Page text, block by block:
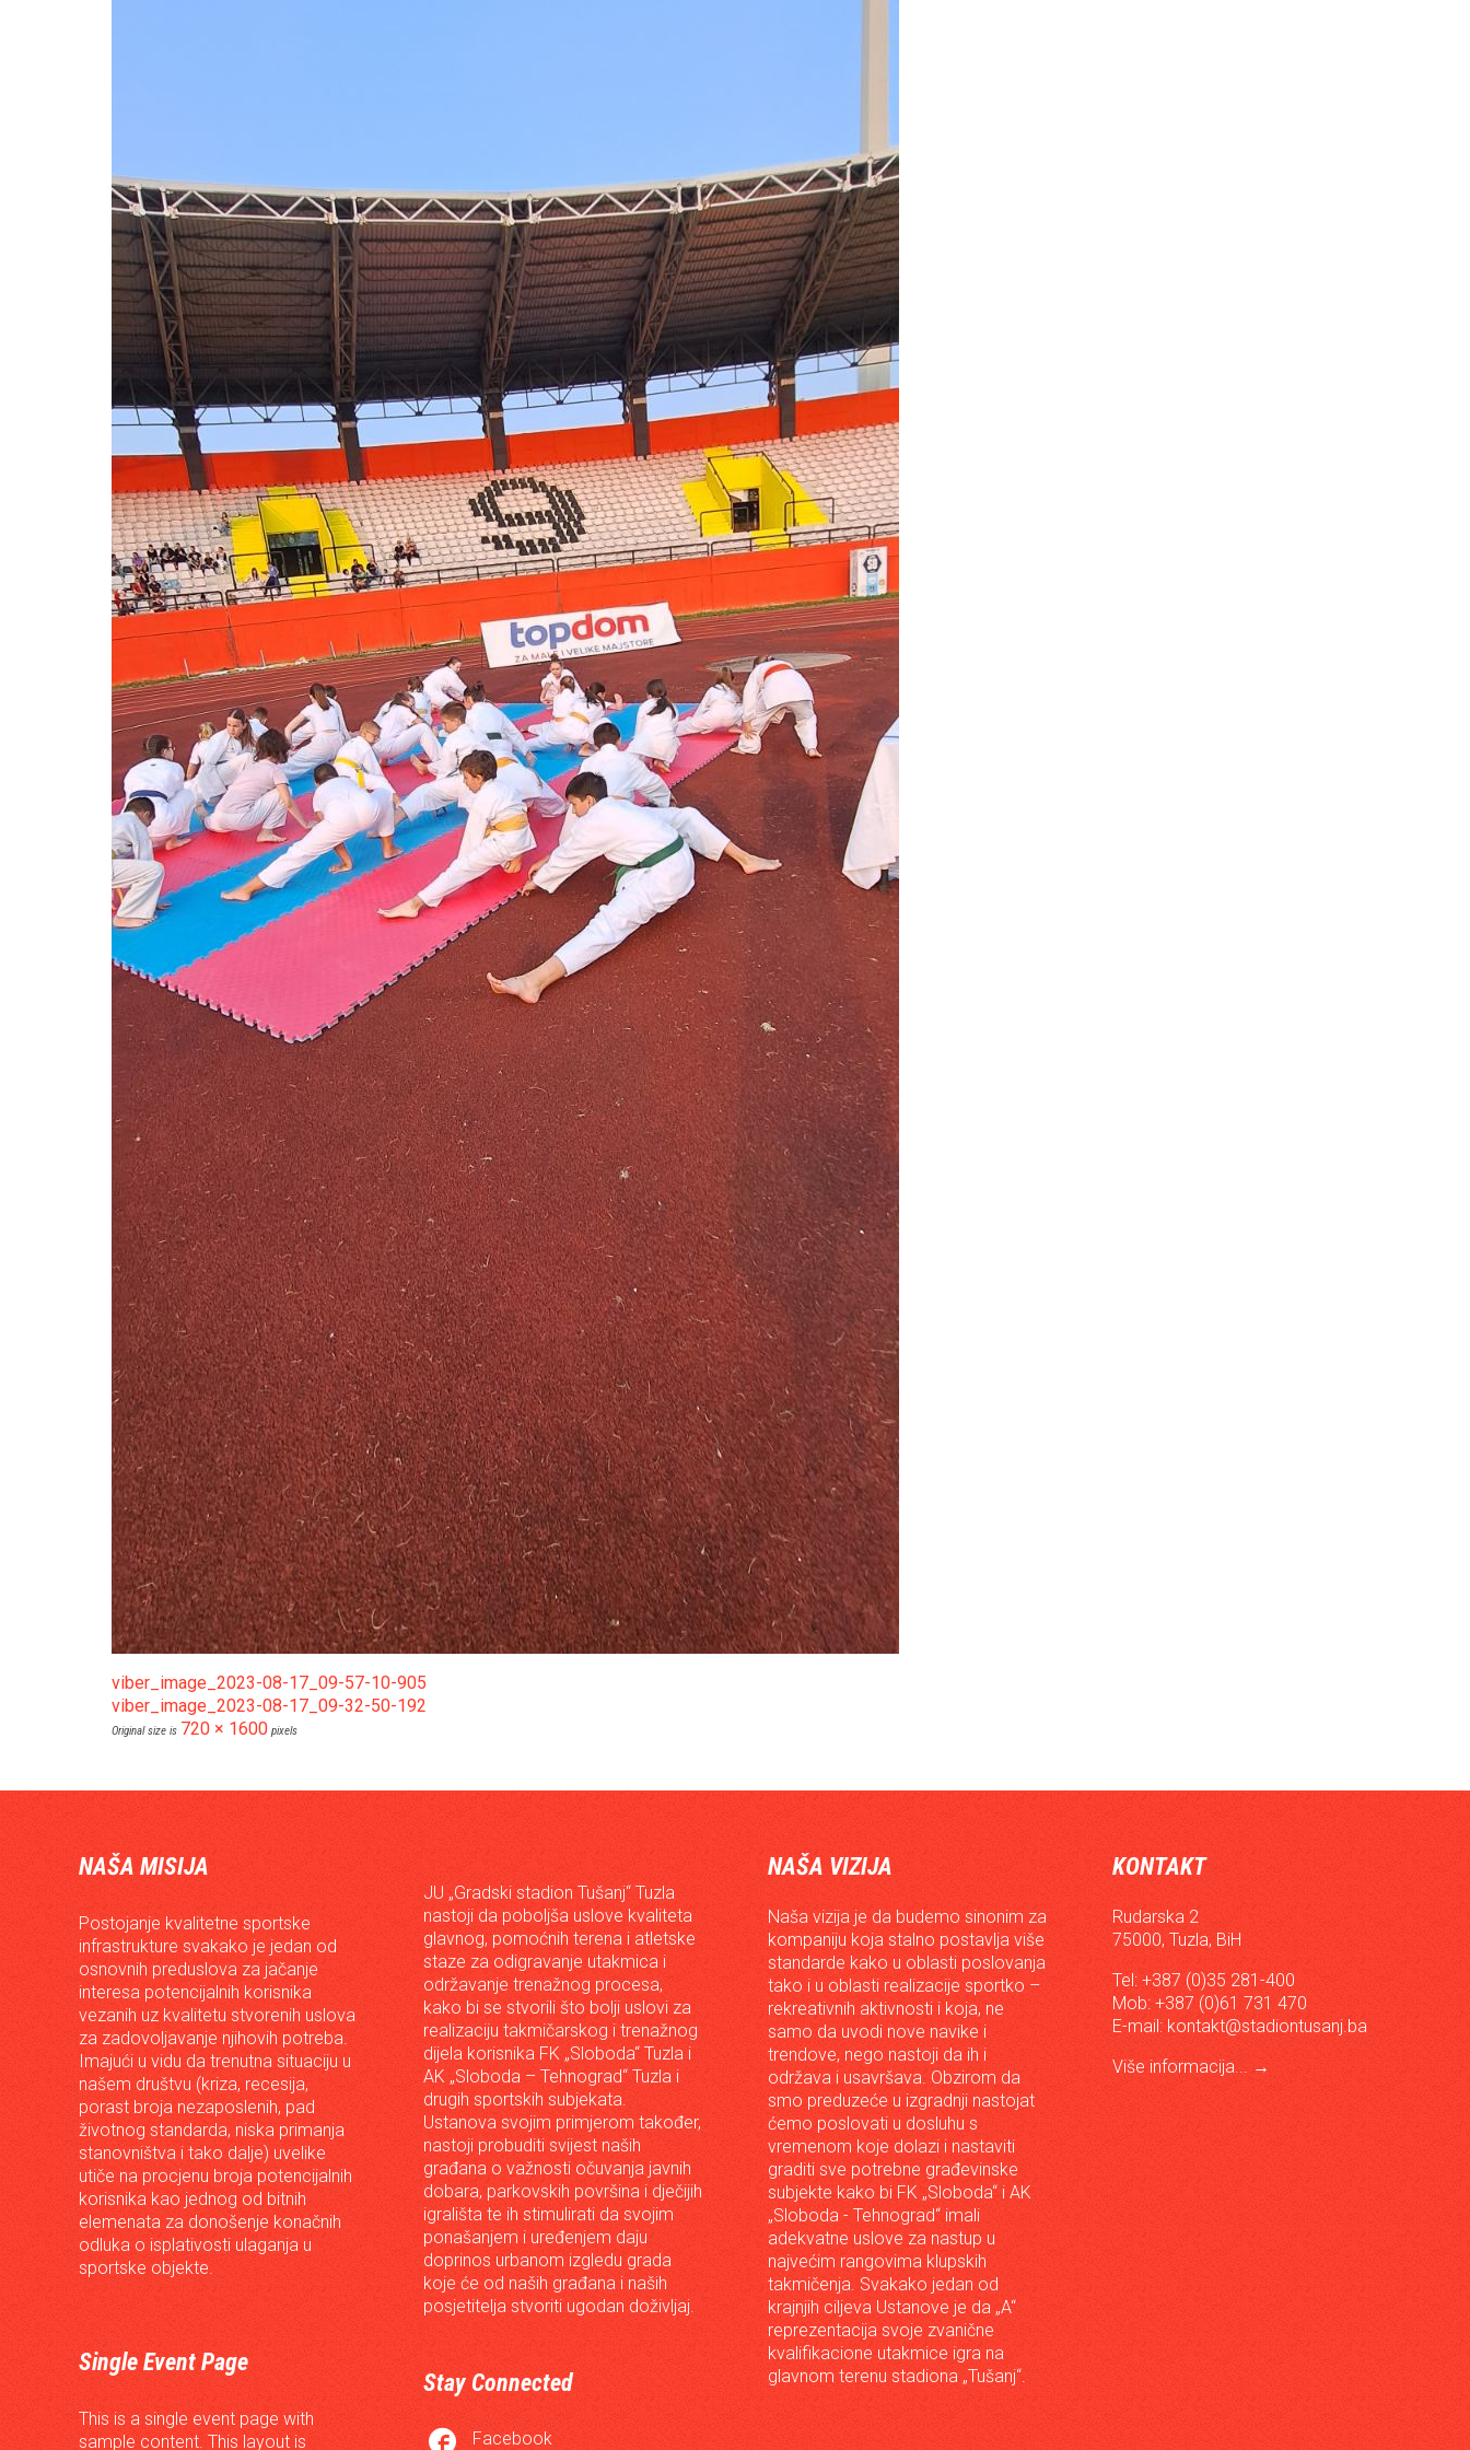
viber_image_2023-08-17_09-57-10-905
viber_image_2023-08-17_09-32-50-192
Original size is 720 × 1600 pixels
NAŠA MISIJA
Postojanje kvalitetne sportske
infrastrukture svakako je jedan od
osnovnih preduslova za jačanje
interesa potencijalnih korisnika
vezanih uz kvalitetu stvorenih uslova
za zadovoljavanje njihovih potreba.
Imajući u vidu da trenutna situaciju u
našem društvu (kriza, recesija,
porast broja nezaposlenih, pad
životnog standarda, niska primanja
stanovništva i tako dalje) uvelike
utiče na procjenu broja potencijalnih
korisnika kao jednog od bitnih
elemenata za donošenje konačnih
odluka o isplativosti ulaganja u
sportske objekte.
Single Event Page
This is a single event page with
sample content. This layout is
JU „Gradski stadion Tušanj“ Tuzla
nastoji da poboljša uslove kvaliteta
glavnog, pomoćnih terena i atletske
staze za odigravanje utakmica i
održavanje trenažnog procesa,
kako bi se stvorili što bolji uslovi za
realizaciju takmičarskog i trenažnog
dijela korisnika FK „Sloboda“ Tuzla i
AK „Sloboda – Tehnograd“ Tuzla i
drugih sportskih subjekata.
Ustanova svojim primjerom također,
nastoji probuditi svijest naših
građana o važnosti očuvanja javnih
dobara, parkovskih površina i dječijih
igrališta te ih stimulirati da svojim
ponašanjem i uređenjem daju
doprinos urbanom izgledu grada
koje će od naših građana i naših
posjetitelja stvoriti ugodan doživljaj.
Stay Connected
 Facebook
NAŠA VIZIJA
Naša vizija je da budemo sinonim za
kompaniju koja stalno postavlja više
standarde kako u oblasti poslovanja
tako i u oblasti realizacije sportko –
rekreativnih aktivnosti i koja, ne
samo da uvodi nove navike i
trendove, nego nastoji da ih i
održava i usavršava. Obzirom da
smo preduzeće u izgradnji nastojat
ćemo poslovati u dosluhu s
vremenom koje dolazi i nastaviti
graditi sve potrebne građevinske
subjekte kako bi FK „Sloboda“ i AK
„Sloboda - Tehnograd“ imali
adekvatne uslove za nastup u
najvećim rangovima klupskih
takmičenja. Svakako jedan od
krajnjih ciljeva Ustanove je da „A“
reprezentacija svoje zvanične
kvalifikacione utakmice igra na
glavnom terenu stadiona „Tušanj“.
KONTAKT
Rudarska 2
75000, Tuzla, BiH
Tel: +387 (0)35 281-400
Mob: +387 (0)61 731 470
E-mail: kontakt@stadiontusanj.ba
Više informacija... →